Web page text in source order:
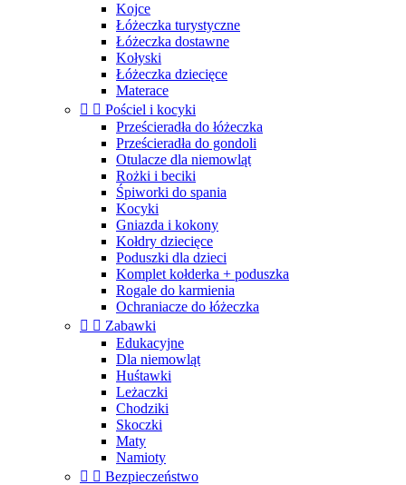
Kojce
Łóżeczka turystyczne
Łóżeczka dostawne
Kołyski
Łóżeczka dziecięce
Materace
  Pościel i kocyki
Prześcieradła do łóżeczka
Prześcieradła do gondoli
Otulacze dla niemowląt
Rożki i beciki
Śpiworki do spania
Kocyki
Gniazda i kokony
Kołdry dziecięce
Poduszki dla dzieci
Komplet kołderka + poduszka
Rogale do karmienia
Ochraniacze do łóżeczka
  Zabawki
Edukacyjne
Dla niemowląt
Huśtawki
Leżaczki
Chodziki
Skoczki
Maty
Namioty
  Bezpieczeństwo